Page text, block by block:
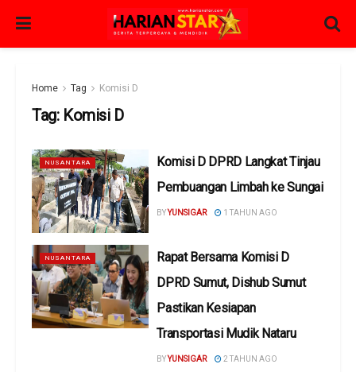
Home Tag Komisi D
Tag: Komisi D
NUSANTARA
Komisi D DPRD Langkat Tinjau
Pembuangan Limbah ke Sungai
BYYUNSIGAR 1 TAHUN AGO
NUSANTARA
Rapat Bersama Komisi D
DPRD Sumut, Dishub Sumut
Pastikan Kesiapan
Transportasi Mudik Nataru
BYYUNSIGAR 2 TAHUN AGO